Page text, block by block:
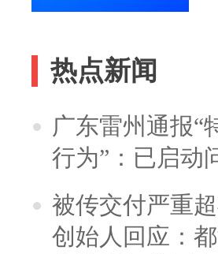
热点新闻
广东雷州通报“
行为”：已启动
被传交付严重
创始人回应：